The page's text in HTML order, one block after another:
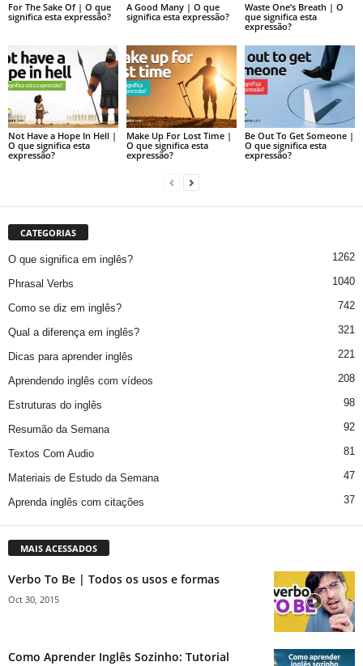
For The Sake Of | O que
significa esta expressão?
A Good Many | O que
significa esta expressão?
Waste One’s Breath | O
que significa esta
expressão?
Not Have a Hope In Hell |
O que significa esta
expressão?
Make Up For Lost Time |
O que significa esta
expressão?
Be Out To Get Someone |
O que significa esta
expressão?
CATEGORIAS
O que significa em inglês? 1262
Phrasal Verbs 1040
Como se diz em inglês? 742
Qual a diferença em inglês? 321
Dicas para aprender inglês 221
Aprendendo inglês com vídeos 208
Estruturas do inglês 98
Resumão da Semana 92
Textos Com Audio 81
Materiais de Estudo da Semana 47
Aprenda inglês com citações 37
MAIS ACESSADOS
Verbo To Be | Todos os usos e formas
Oct 30, 2015
Como Aprender Inglês Sozinho: Tutorial